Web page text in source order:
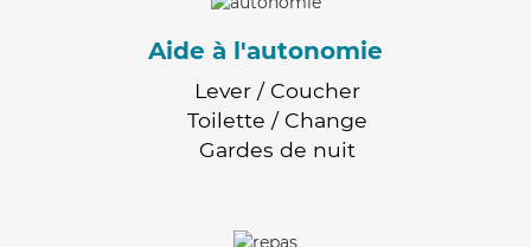
Aide à l'autonomie
Lever / Coucher
Toilette / Change
Gardes de nuit